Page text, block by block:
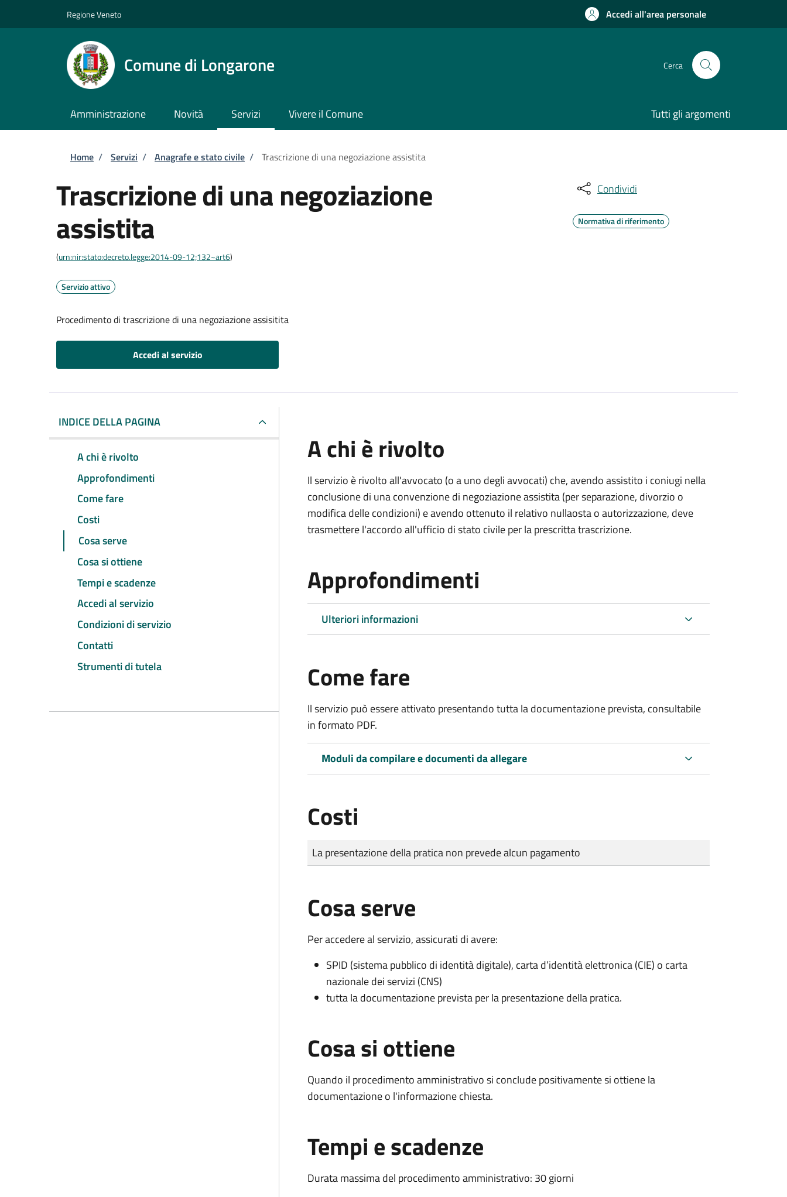
Regione Veneto Accedi all'area personale
Comune di Longarone Cerca
Amministrazione Novità Servizi Vivere il Comune Tutti gli argomenti
Briciole di pane
Home / Servizi / Anagrafe e stato civile / Trascrizione di una negoziazione assistita
Trascrizione di una negoziazione
assistita
(urn:nir:stato:decreto.legge:2014-09-12;132~art6)
Servizio attivo
Procedimento di trascrizione di una negoziazione assisitita
Accedi al servizio
Condividi
Normativa di riferimento
INDICE DELLA PAGINA
A chi è rivolto
Approfondimenti
Come fare
Costi
Cosa serve
Cosa si ottiene
Tempi e scadenze
Accedi al servizio
Condizioni di servizio
Contatti
Strumenti di tutela
A chi è rivolto
Il servizio è rivolto all'avvocato (o a uno degli avvocati) che, avendo assistito i coniugi nella
conclusione di una convenzione di negoziazione assistita (per separazione, divorzio o
modifica delle condizioni) e avendo ottenuto il relativo nullaosta o autorizzazione, deve
trasmettere l'accordo all'ufficio di stato civile per la prescritta trascrizione.
Approfondimenti
Ulteriori informazioni
Come fare
Il servizio può essere attivato presentando tutta la documentazione prevista, consultabile
in formato PDF.
Moduli da compilare e documenti da allegare
Costi
Tipo di pagamento
Importo
La presentazione della pratica non prevede alcun pagamento
Cosa serve
Per accedere al servizio, assicurati di avere:
SPID (sistema pubblico di identità digitale), carta d’identità elettronica (CIE) o carta
nazionale dei servizi (CNS)
tutta la documentazione prevista per la presentazione della pratica.
Cosa si ottiene
Quando il procedimento amministrativo si conclude positivamente si ottiene la
documentazione o l'informazione chiesta.
Tempi e scadenze
Durata massima del procedimento amministrativo: 30 giorni